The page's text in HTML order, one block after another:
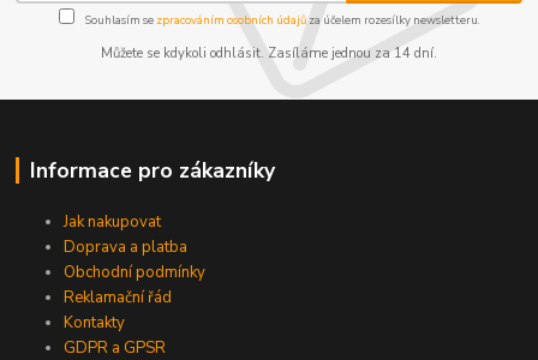
Souhlasím se zpracováním osobních údajůza účelem rozesílky newsletteru.
Můžete se kdykoli odhlásit. Zasíláme jednou za 14 dní.
Informace pro zákazníky
Jak nakupovat
Doprava a platba
Obchodní podmínky
Reklamační řád
Kontakty
GDPR a GPSR